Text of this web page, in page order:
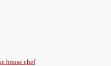
house chef